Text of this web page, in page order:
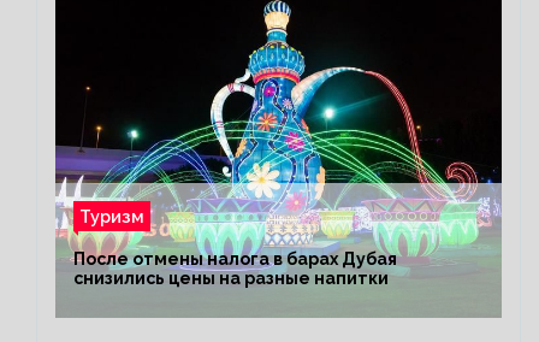
Туризм
После отмены налога в барах Дубая
снизились цены на разные напитки